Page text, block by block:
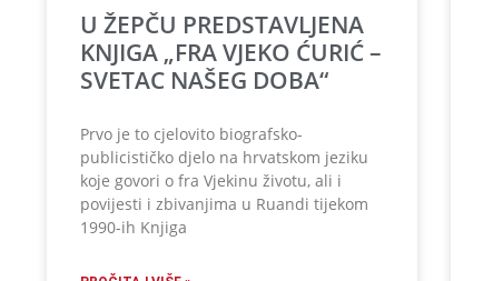
U ŽEPČU PREDSTAVLJENA
KNJIGA „FRA VJEKO ĆURIĆ –
SVETAC NAŠEG DOBA“
Prvo je to cjelovito biografsko-
publicističko djelo na hrvatskom jeziku
koje govori o fra Vjekinu životu, ali i
povijesti i zbivanjima u Ruandi tijekom
1990-ih Knjiga